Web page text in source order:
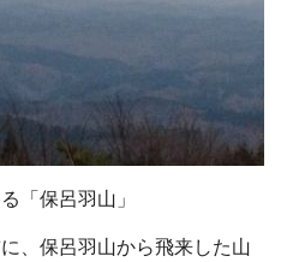
「保呂羽山」
、保呂羽山から飛来した山